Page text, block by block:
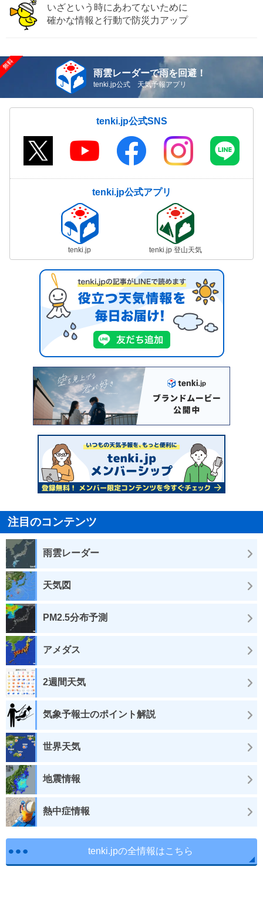
いざという時にあわてないために
確かな情報と行動で防災力アップ
雨雲レーダーで雨を回避！
tenki.jp公式 天気予報アプリ
tenki.jp公式SNS
tenki.jp公式アプリ
tenki.jp tenki.jp 登山天気
注目のコンテンツ
雨雲レーダー
天気図
PM2.5分布予測
アメダス
2週間天気
気象予報士のポイント解説
世界天気
地震情報
熱中症情報
tenki.jpの全情報はこちら